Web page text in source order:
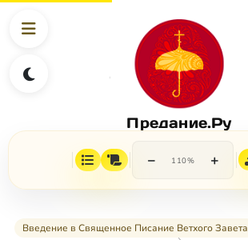
Предание.Ру
− 110% +
Введение в Священное Писание Ветхого Завета